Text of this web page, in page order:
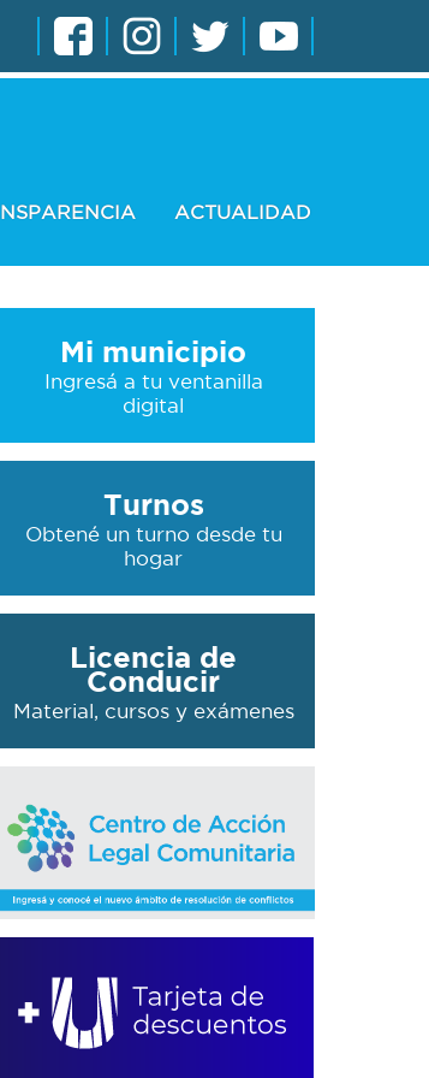
ACTUALIDAD
Mi municipio
Ingresá a tu ventanilla
digital
Turnos
Obtené un turno desde tu
hogar
Licencia de
Conducir
Material, cursos y exámenes